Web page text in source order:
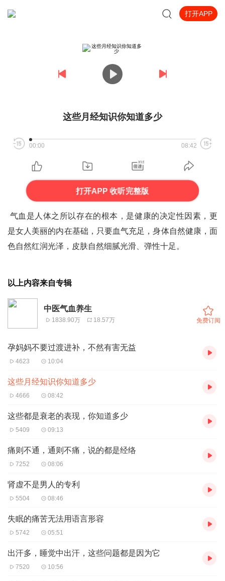
打开APP
这些月经知识你知道多少
00:00 08:42
打开APP 收听完整版
气血是人体之所以存在的根本，是健康的决定性因素，更
是女人美丽的内在基础，只要血气充足，身体自然健康，面
色自然红润光泽，皮肤自然细腻光滑、弹性十足。
以上内容来自专辑
中医气血养生
1838.90万 18.57万 免费订阅
孕妈妈不要过渡进补，不然有害无益
4623 10:04
这些月经知识你知道多少
4666 08:42
这些都是衰老的表现，你知道多少
5409 09:13
痛则不通，通则不痛，说的都是经络
7252 08:06
肾虚不是男人的专利
5504 08:46
失眠的痛苦无法用语言形容
5742 05:51
出汗多，睡觉中出汗，这些问题都是因为它
7520 10:56